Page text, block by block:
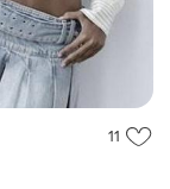
11